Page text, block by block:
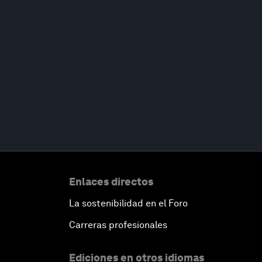
Enlaces directos
La sostenibilidad en el Foro
Carreras profesionales
Ediciones en otros idiomas